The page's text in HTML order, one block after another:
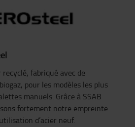
fabriqué avec de
pour les modèles les plus
manuels. Grâce à SSAB
fortement notre empreinte
d’acier neuf.